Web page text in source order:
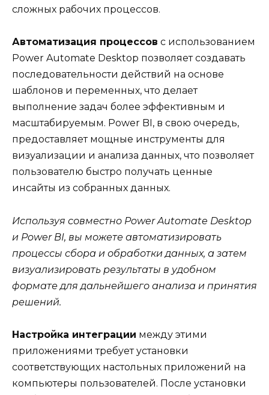
сложных рабочих процессов.
Автоматизация процессов с использованием
Power Automate Desktop позволяет создавать
последовательности действий на основе
шаблонов и переменных, что делает
выполнение задач более эффективным и
масштабируемым. Power BI, в свою очередь,
предоставляет мощные инструменты для
визуализации и анализа данных, что позволяет
пользователю быстро получать ценные
инсайты из собранных данных.
Используя совместно Power Automate Desktop
и Power BI, вы можете автоматизировать
процессы сбора и обработки данных, а затем
визуализировать результаты в удобном
формате для дальнейшего анализа и принятия
решений.
Настройка интеграции между этими
приложениями требует установки
соответствующих настольных приложений на
компьютеры пользователей. После установки